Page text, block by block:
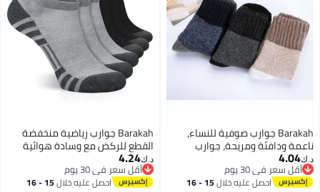
Barakah جوارب صوفية للنساء،
ناعمة ودافئة ومريحة، جوارب
شتوية عادية،
د.ك‏4.04
أقل سعر في 30 يوم
أقل سعر في 30 يوماحصل عليه خلال 15 - 16
Barakah جوارب رياضية منخفضة
القطع للركض مع وسادة هوائية
للرجال والنساء (6 أزواج)
د.ك‏4.24
أقل سعر في 30 يوم
أقل سعر في 30 يوماحصل عليه خلال 15 - 16